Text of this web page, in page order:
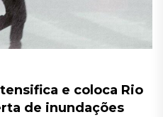
e coloca Rio
de inundações